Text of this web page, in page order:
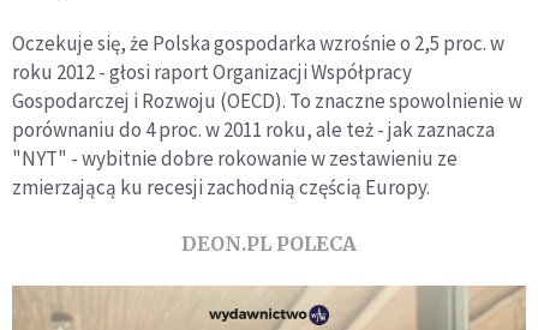
Oczekuje się, że Polska gospodarka wzrośnie o 2,5 proc. w
roku 2012 - głosi raport Organizacji Współpracy
Gospodarczej i Rozwoju (OECD). To znaczne spowolnienie w
porównaniu do 4 proc. w 2011 roku, ale też - jak zaznacza
"NYT" - wybitnie dobre rokowanie w zestawieniu ze
zmierzającą ku recesji zachodnią częścią Europy.
DEON.PL POLECA